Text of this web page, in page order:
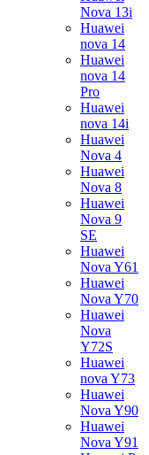
Nova 13i
Huawei
nova 14
Huawei
nova 14
Pro
Huawei
nova 14i
Huawei
Nova 4
Huawei
Nova 8
Huawei
Nova 9
SE
Huawei
Nova Y61
Huawei
Nova Y70
Huawei
Nova
Y72S
Huawei
nova Y73
Huawei
Nova Y90
Huawei
Nova Y91